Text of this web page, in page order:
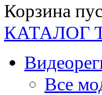
Корзина
КАТАЛОГ
Все